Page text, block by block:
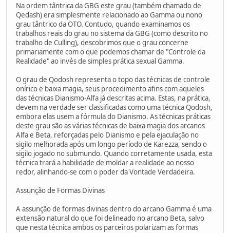
Na ordem tântrica da GBG este grau (também chamado de
Qedash) era simplesmente relacionado ao Gamma ou nono
grau tântrico da OTO. Contudo, quando examinamos os
trabalhos reais do grau no sistema da GBG (como descrito no
trabalho de Culling), descobrimos que o grau concerne
primariamente com o que podemos chamar de "Controle da
Realidade" ao invés de simples prática sexual Gamma.
O grau de Qodosh representa o topo das técnicas de controle
onírico e baixa magia, seus procedimento afins com aqueles
das técnicas Dianismo-Alfa já descritas acima. Estas, na prática,
devem na verdade ser classificadas como uma técnica Qodosh,
embora elas usem a fórmula do Dianismo. As técnicas práticas
deste grau são as várias técnicas de baixa magia dos arcanos
Alfa e Beta, reforçadas pelo Dianismo e pela ejaculação no
sigilo melhorada após um longo período de Karezza, sendo o
sigilo jogado no submundo. Quando corretamente usada, esta
técnica trará a habilidade de moldar a realidade ao nosso
redor, alinhando-se com o poder da Vontade Verdadeira.
Assunção de Formas Divinas
A assunção de formas divinas dentro do arcano Gamma é uma
extensão natural do que foi delineado no arcano Beta, salvo
que nesta técnica ambos os parceiros polarizam as formas